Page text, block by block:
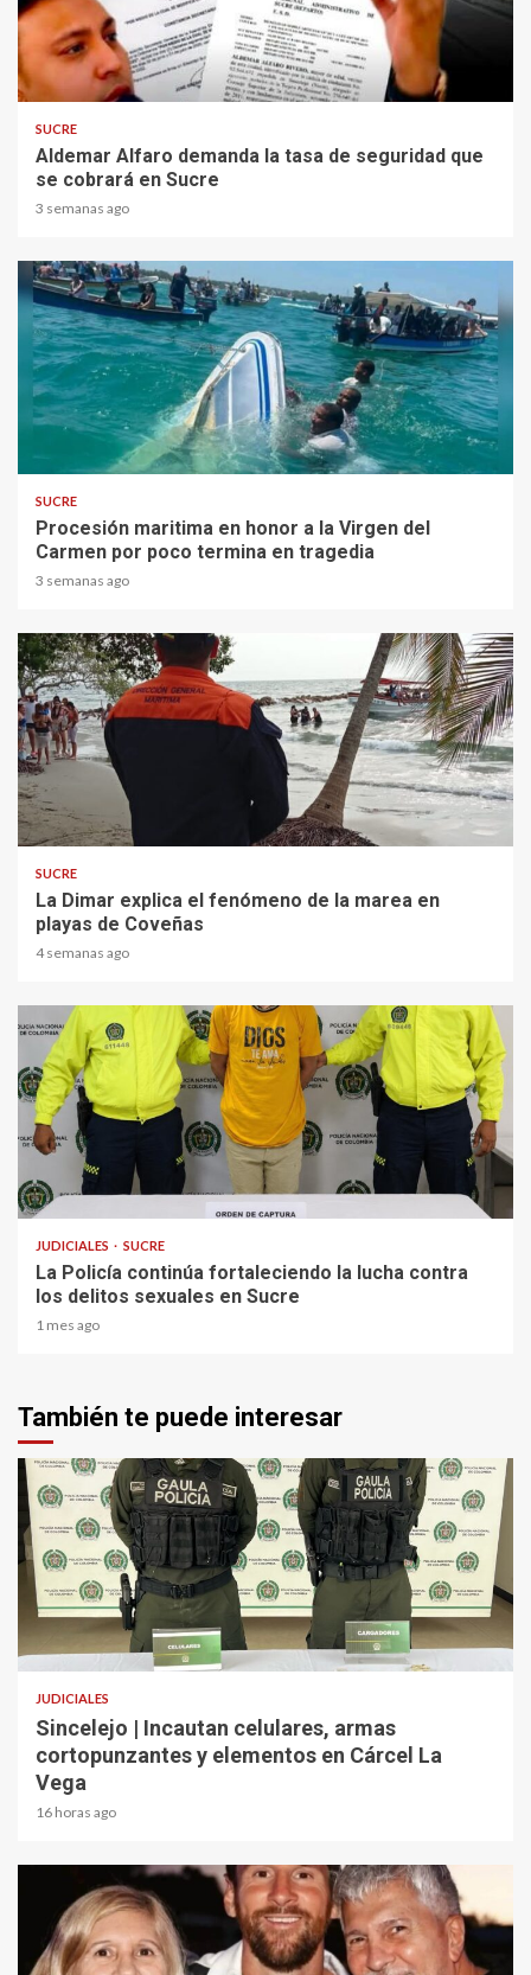
2 min read
SUCRE
Aldemar Alfaro demanda la tasa de seguridad que
se cobrará en Sucre
3 semanas ago
SUCRE
Procesión maritima en honor a la Virgen del
Carmen por poco termina en tragedia
3 semanas ago
2 min read
SUCRE
La Dimar explica el fenómeno de la marea en
playas de Coveñas
4 semanas ago
2 min read
JUDICIALES SUCRE
La Policía continúa fortaleciendo la lucha contra
los delitos sexuales en Sucre
1 mes ago
También te puede interesar
2 min read
JUDICIALES
Sincelejo | Incautan celulares, armas
cortopunzantes y elementos en Cárcel La
Vega
16 horas ago